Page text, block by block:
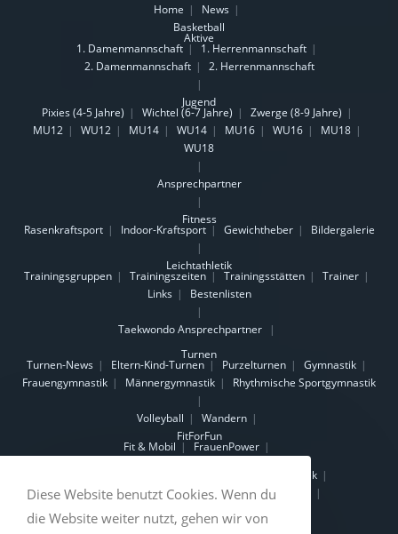
Home
News
Basketball
Aktive
1. Damenmannschaft
1. Herrenmannschaft
2. Damenmannschaft
2. Herrenmannschaft
Jugend
Pixies (4-5 Jahre) Wichtel (6-7 Jahre)
Zwerge (8-9 Jahre)
MU12
WU12 MU14 WU14 MU16 WU16
MU18
WU18
Ansprechpartner
Fitness
Rasenkraftsport Indoor-Kraftsport Gewichtheber Bildergalerie
Leichtathletik
Trainingsgruppen Trainingszeiten Trainingsstätten
Trainer
Links
Bestenlisten
TaekwondoAnsprechpartner
Turnen
Turnen-News Eltern-Kind-Turnen Purzelturnen
Gymnastik
Frauengymnastik
Männergymnastik Rhythmische Sportgymnastik
Volleyball
Wandern
FitForFun
Fit & Mobil
FrauenPower
Osteoporosegymnastik
Wirbelsäulengymnastik
Fit und Mobil im Alter
Nordic-Walking-Kurse
Diese Website benutzt Cookies. Wenn du
die Website weiter nutzt, gehen wir von